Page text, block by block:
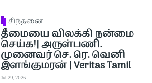
சிந்தனை
தீமையை விலக்கி நன்மை
செய்க!| அருள்பணி.
முனைவர் செ. ரெ. வெனி
இளங்குமரன் | Veritas Tamil
Jul 29, 2026